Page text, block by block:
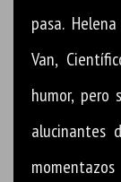
pasa.
Van,
humor, pero
alucinantes